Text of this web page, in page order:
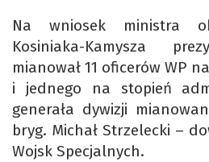
Na wniosek ministra
Kosiniaka-Kamysza
mianował 11 oficerów WP
i jednego na stopień
generała dywizji
bryg. Michał Strzelecki –
Wojsk Specjalnych.